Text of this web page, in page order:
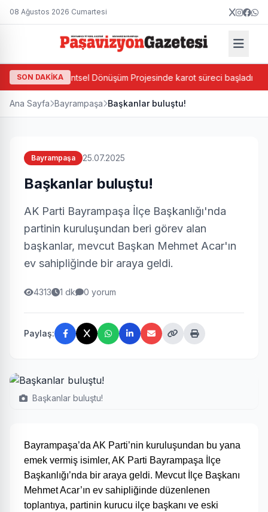
08 Ağustos 2026 Cumartesi
SON DAKİKA
Ada Bazlı Kentsel Dönüşüm Projesinde karot süreci başladı
Ana Sayfa Bayrampaşa Başkanlar buluştu!
Bayrampaşa 25.07.2025
Başkanlar buluştu!
AK Parti Bayrampaşa İlçe Başkanlığı'nda
partinin kuruluşundan beri görev alan
başkanlar, mevcut Başkan Mehmet Acar'ın
ev sahipliğinde bir araya geldi.
4313 1 dk 0 yorum
Paylaş:
Başkanlar buluştu!
Bayrampaşa’da AK Parti’nin kuruluşundan bu yana
emek vermiş isimler, AK Parti Bayrampaşa İlçe
Başkanlığı’nda bir araya geldi. Mevcut İlçe Başkanı
Mehmet Acar’ın ev sahipliğinde düzenlenen
toplantıya, partinin kurucu ilçe başkanı ve eski